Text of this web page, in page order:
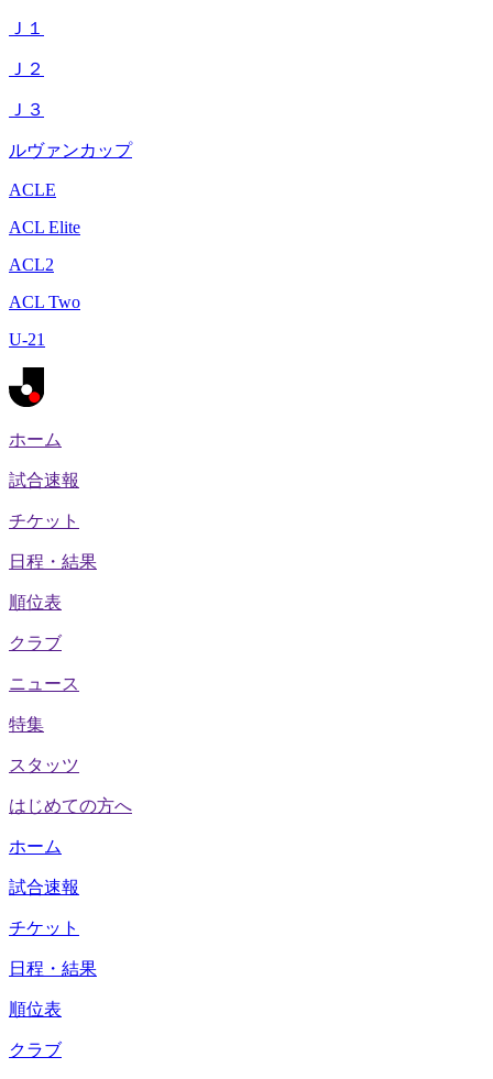
Ｊ１
Ｊ２
Ｊ３
ルヴァンカップ
ACLE
ACL Elite
ACL2
ACL Two
U-21
ホーム
試合速報
チケット
日程・結果
順位表
クラブ
ニュース
特集
スタッツ
はじめての方へ
ホーム
試合速報
チケット
日程・結果
順位表
クラブ